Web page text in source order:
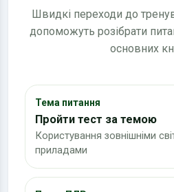
Швидкі переходи до
допоможуть розібрати
основних
Тема питання
Пройти тест за темою
Користування зовнішніми
приладами